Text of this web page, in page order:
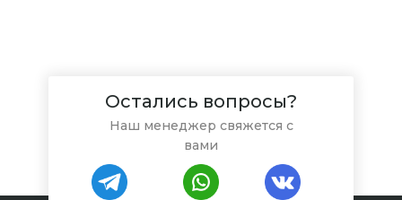
Остались вопросы?
Наш менеджер свяжется с
вами